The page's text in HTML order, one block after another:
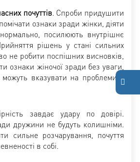
почуттів. Спроби придушити
ознаки зради жінки, діяти
посилюють внутрішнє
рішень у стані сильних
не робити поспішних висновків,
ознаки жіночої зради без уваги,
можуть вказувати на проблеми у
завдає удару по довірі.
дружини не будуть колишніми.
сильне розчарування, почуття
в собі.